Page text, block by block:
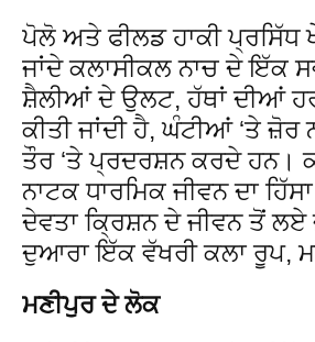
ਪੋਲੋ ਅਤੇ ਫੀਲਡ ਹਾਕੀ ਪ੍ਰਸਿੱਧ
ਜਾਂਦੇ ਕਲਾਸੀਕਲ ਨਾਚ ਦੇ ਇੱਕ
ਸ਼ੈਲੀਆਂ ਦੇ ਉਲਟ, ਹੱਥਾਂ ਦੀਆਂ
ਕੀਤੀ ਜਾਂਦੀ ਹੈ, ਘੰਟੀਆਂ ‘ਤੇ
ਤੌਰ ‘ਤੇ ਪ੍ਰਦਰਸ਼ਨ ਕਰਦੇ ਹਨ।
ਨਾਟਕ ਧਾਰਮਿਕ ਜੀਵਨ ਦਾ
ਦੇਵਤਾ ਕ੍ਰਿਸ਼ਨ ਦੇ ਜੀਵਨ ਤੋਂ ਲਏ
ਦੁਆਰਾ ਇੱਕ ਵੱਖਰੀ ਕਲਾ ਰੂਪ,
ਮਣੀਪੁਰ ਦੇ ਲੋਕ